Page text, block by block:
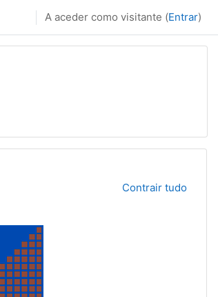
A aceder como visitante (Entrar)
Contrair tudo